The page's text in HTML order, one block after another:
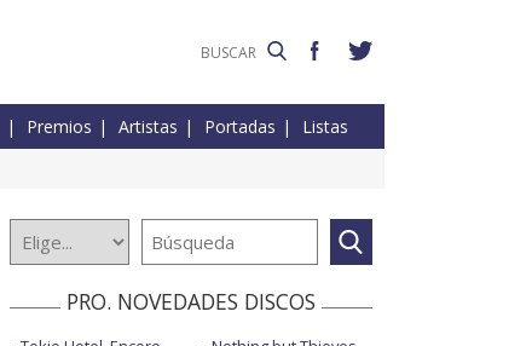
Premios Artistas Portadas Listas
PRO. NOVEDADES DISCOS